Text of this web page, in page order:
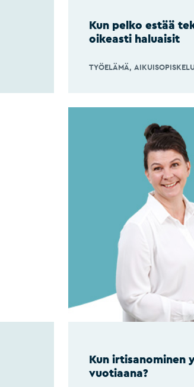
Kun pelko estää
oikeasti haluaisit
TYÖELÄMÄ
Kun irtisanominen
vuotiaana?